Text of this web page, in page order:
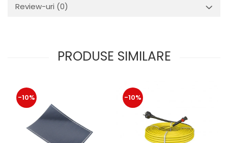
Review-uri (0)
PRODUSE SIMILARE
-10% -10%